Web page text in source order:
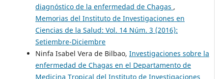
diagnóstico de la enfermedad de Chagas ,
Memorias del Instituto de Investigaciones en
Ciencias de la Salud: Vol. 14 Núm. 3 (2016):
Setiembre-Diciembre
Ninfa Isabel Vera de Bilbao, Investigaciones sobre la
enfermedad de Chagas en el Departamento de
Medicina Tropical del Instituto de Investigaciones